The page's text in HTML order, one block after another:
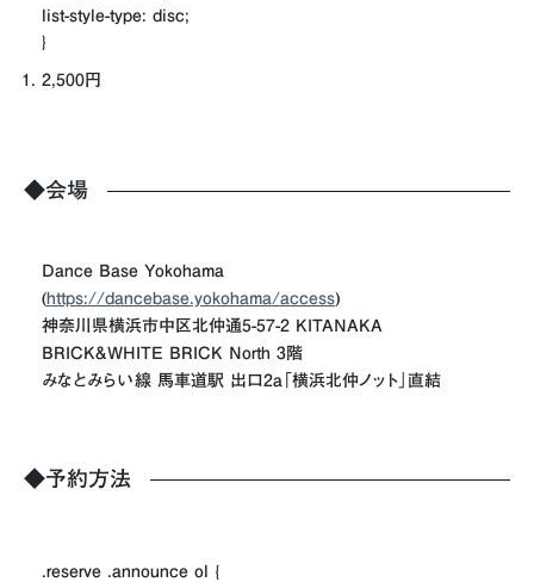
list-style-type: disc;
}
2,500円
◆会場
Dance Base Yokohama
(https://dancebase.yokohama/access)
神奈川県横浜市中区北仲通5-57-2 KITANAKA
BRICK&WHITE BRICK North 3階
みなとみらい線 馬車道駅 出口2a「横浜北仲ノット」直結
◆予約方法
.reserve .announce ol {